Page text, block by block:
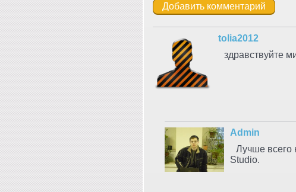
tolia2012
здравствуйте
Admin
Лучше всего
Studio.